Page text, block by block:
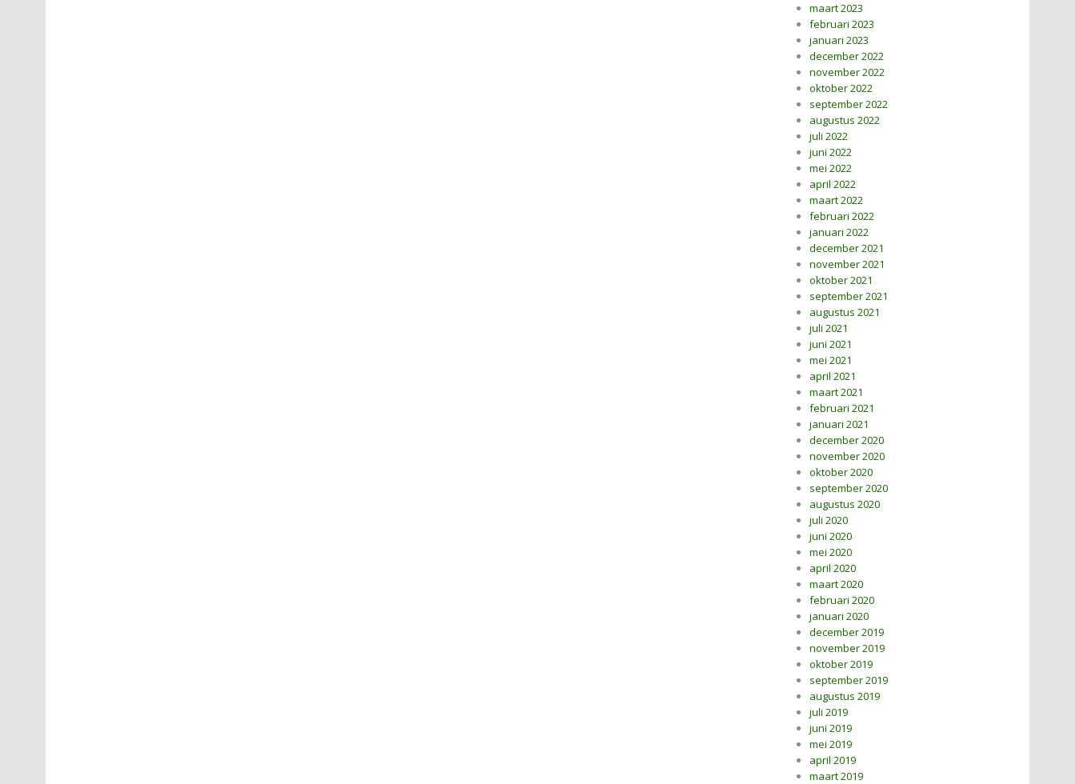
maart 2023
februari 2023
januari 2023
december 2022
november 2022
oktober 2022
september 2022
augustus 2022
juli 2022
juni 2022
mei 2022
april 2022
maart 2022
februari 2022
januari 2022
december 2021
november 2021
oktober 2021
september 2021
augustus 2021
juli 2021
juni 2021
mei 2021
april 2021
maart 2021
februari 2021
januari 2021
december 2020
november 2020
oktober 2020
september 2020
augustus 2020
juli 2020
juni 2020
mei 2020
april 2020
maart 2020
februari 2020
januari 2020
december 2019
november 2019
oktober 2019
september 2019
augustus 2019
juli 2019
juni 2019
mei 2019
april 2019
maart 2019